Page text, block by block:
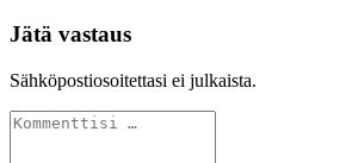
Jätä vastaus
Sähköpostiosoitettasi ei julkaista.